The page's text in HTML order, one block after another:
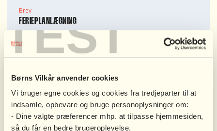
TEST
Børns Vilkår anvender cookies
Vi bruger egne cookies og cookies fra tredjeparter til at
indsamle, opbevare og bruge personoplysninger om:
- Dine valgte præferencer mhp. at tilpasse hjemmesiden,
så du får en bedre brugeroplevelse.
Brev
FERIEPLANLÆGNING
Hej, Børnenes mor og jeg har været fra hinanden i 4
år. Når der planlægges sommerferie er aftalen at
medmindre vi når til enighed om de 3 uger skiftes vi
ske senest ved årsskiftet. I år er det mors tur til at
LÆS MERE